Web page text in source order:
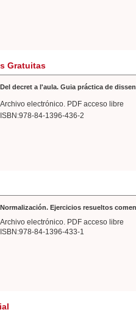
Gratuitas
Del decret a l'aula. Guia práctica de
Archivo electrónico. PDF acceso libre
ISBN:978-84-1396-436-2
Normalización. Ejercicios resueltos
Archivo electrónico. PDF acceso libre
ISBN:978-84-1396-433-1